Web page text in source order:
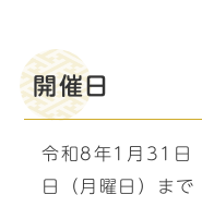
開催日
令和8年1月31日
日（月曜日）まで